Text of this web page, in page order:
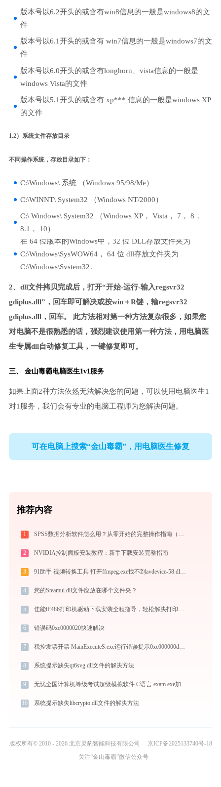
版本号以6.2开头的或含有win8信息的一般是windows8的文
件
版本号以6.1开头的或含有 win7信息的一般是windows7的文
件
版本号以6.0开头的或含有longhorn、vista信息的一般是
windows Vista的文件
版本号以5.1开头的或含有 xp*** 信息的一般是windows XP
的文件
1.2）系统文件存放目录
不同操作系统，存放目录如下：
C:\Windows\ 系统 （Windows 95/98/Me）
C:\WINNT\ System32 （Windows NT/2000）
C:\ Windows\ System32 （Windows XP， Vista， 7， 8，
8.1， 10）
在 64 位版本的Windows中，32 位 DLL存放文件夹为
C:\Windows\SysWOW64， 64 位 dll存放文件夹为
C:\Windows\System32。
2、dll文件拷贝完成后，打开“开始-运行-输入regsvr32
gdiplus.dll”，回车即可解决或按win＋R键，输regsvr32
gdiplus.dll，回车。 此方法相对第一种方法复杂很多，如果您
对电脑不是很熟悉的话，强烈建议使用第一种方法，用电脑医
生专属dll自动修复工具，一键修复即可。
三、 金山毒霸电脑医生1v1服务
如果上面2种方法依然无法解决您的问题，可以使用电脑医生1
对1服务，我们会有专业的电脑工程师为您解决问题。
可在电脑上搜索“金山毒霸”，用电脑医生修复
推荐内容
1 SPSS数据分析软件怎么用？从零开始的完整操作指南（附实战案例）
2 NVIDIA控制面板安装教程：新手下载安装完整指南
3 91助手 视频转换工具 打开ffmpeg.exe找不到avdevice-58.dll怎么办
4 您的Steamui.dll文件应放在哪个文件夹？
5 佳能iP486打印机驱动下载安装全程指导，轻松解决打印问题
6 错误码0xc0000020快速解决
7 税控发票开票 MainExecuteS.exe运行错误提示0xc000000d的解决办法
8 系统提示缺失qt6svg.dll文件的解决方法
9 无忧全国计算机等级考试超级模拟软件 C语言 exam.exe加载libmysql.dll文件丢失处理办法
10 系统提示缺失libcrypto.dll文件的解决方法
版权所有© 2010 - 2026 北京灵豹智能科技有限公司
京ICP备2025133740号-18
关注“金山毒霸”微信公众号